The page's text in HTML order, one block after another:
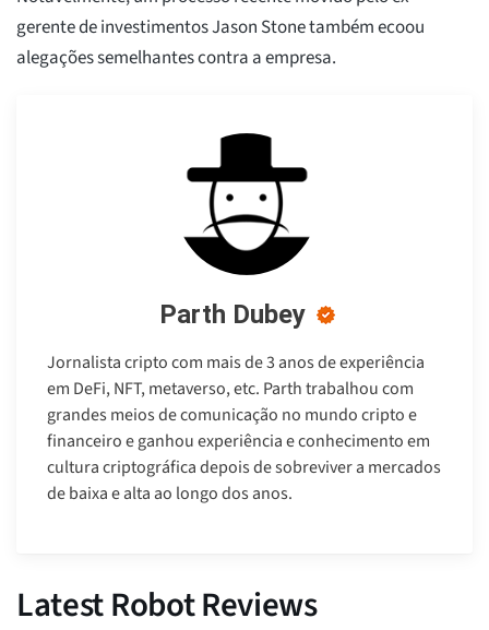
gerente de investimentos Jason Stone também ecoou
alegações semelhantes contra a empresa.
Parth Dubey
Jornalista cripto com mais de 3 anos de experiência
em DeFi, NFT, metaverso, etc. Parth trabalhou com
grandes meios de comunicação no mundo cripto e
financeiro e ganhou experiência e conhecimento em
cultura criptográfica depois de sobreviver a mercados
de baixa e alta ao longo dos anos.
Latest Robot Reviews